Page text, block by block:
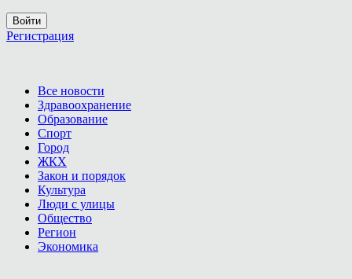
Войти
Регистрация
Все новости
Здравоохранение
Образование
Спорт
Город
ЖКХ
Закон и порядок
Культура
Люди с улицы
Общество
Регион
Экономика